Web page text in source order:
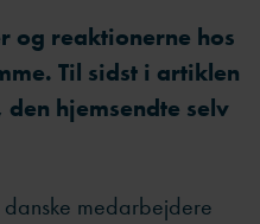
og reaktionerne hos
Til sidst i artiklen
hjemsendte selv
medarbejdere